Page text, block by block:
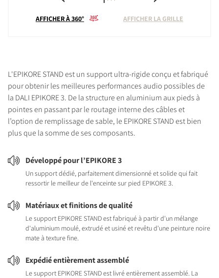
AFFICHER À 360° AFFICHER LA GRILLE
L'EPIKORE STAND est un support ultra-rigide conçu et fabriqué
pour obtenir les meilleures performances audio possibles de
la DALI EPIKORE 3. De la structure en aluminium aux pieds à
pointes en passant par le routage interne des câbles et
l’option de remplissage de sable, le EPIKORE STAND est bien
plus que la somme de ses composants.
Développé pour l’EPIKORE 3
Un support dédié, parfaitement dimensionné et solide qui fait
ressortir le meilleur de l'enceinte sur pied EPIKORE 3.
Matériaux et finitions de qualité
Le support EPIKORE STAND est fabriqué à partir d'un mélange
d'aluminium moulé, extrudé et usiné et revêtu d'une peinture noire
mate à texture fine.
Expédié entièrement assemblé
Le support EPIKORE STAND est livré entièrement assemblé. La